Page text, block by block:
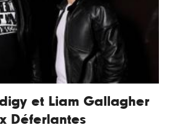
et Liam Gallagher
Déferlantes